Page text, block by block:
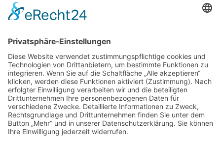
Tel.: +49 2721 20800
E-Mail:info@elspe.com
Kontakt
Arbeitsgemeinschaft für
örtliche Belange e. V.
ARGE Elspe
Quellengrund 6
Datenschutzerklärung
Impressum
Kontakt
Download